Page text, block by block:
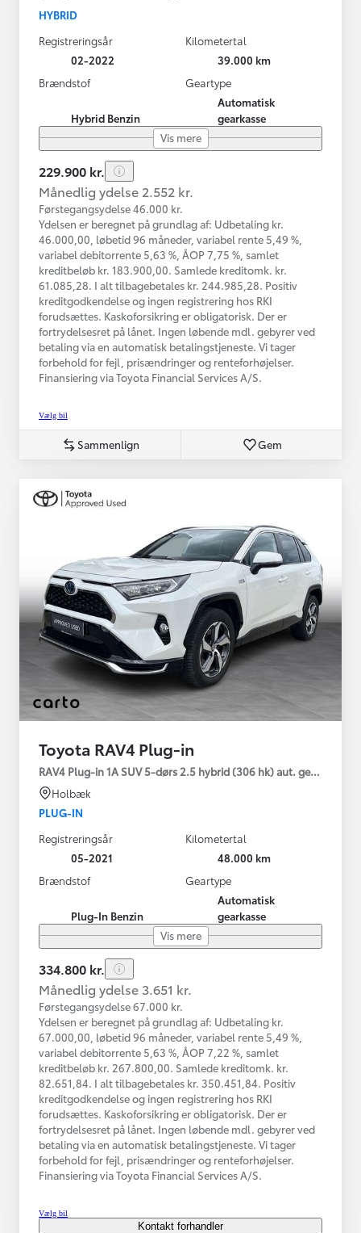
HYBRID
Registreringsår
02-2022
Kilometertal
39.000 km
Brændstof
Hybrid Benzin
Geartype
Automatisk
gearkasse
Vis mere
229.900 kr.
Månedlig ydelse 2.552 kr.
Førstegangsydelse 46.000 kr.
Ydelsen er beregnet på grundlag af: Udbetaling kr.
46.000,00, løbetid 96 måneder, variabel rente 5,49 %,
variabel debitorrente 5,63 %, ÅOP 7,75 %, samlet
kreditbeløb kr. 183.900,00. Samlede kreditomk. kr.
61.085,28. I alt tilbagebetales kr. 244.985,28. Positiv
kreditgodkendelse og ingen registrering hos RKI
forudsættes. Kaskoforsikring er obligatorisk. Der er
fortrydelsesret på lånet. Ingen løbende mdl. gebyrer ved
betaling via en automatisk betalingstjeneste. Vi tager
forbehold for fejl, prisændringer og renteforhøjelser.
Finansiering via Toyota Financial Services A/S.
Vælg bil
Sammenlign Gem
Toyota RAV4 Plug-in
RAV4 Plug-in 1A SUV 5-dørs 2.5 hybrid (306 hk) aut. gear AWD-i
Holbæk
PLUG-IN
Registreringsår
05-2021
Kilometertal
48.000 km
Brændstof
Plug-In Benzin
Geartype
Automatisk
gearkasse
Vis mere
334.800 kr.
Månedlig ydelse 3.651 kr.
Førstegangsydelse 67.000 kr.
Ydelsen er beregnet på grundlag af: Udbetaling kr.
67.000,00, løbetid 96 måneder, variabel rente 5,49 %,
variabel debitorrente 5,63 %, ÅOP 7,22 %, samlet
kreditbeløb kr. 267.800,00. Samlede kreditomk. kr.
82.651,84. I alt tilbagebetales kr. 350.451,84. Positiv
kreditgodkendelse og ingen registrering hos RKI
forudsættes. Kaskoforsikring er obligatorisk. Der er
fortrydelsesret på lånet. Ingen løbende mdl. gebyrer ved
betaling via en automatisk betalingstjeneste. Vi tager
forbehold for fejl, prisændringer og renteforhøjelser.
Finansiering via Toyota Financial Services A/S.
Vælg bil
Kontakt forhandler